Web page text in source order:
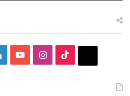
LinkedInYouTubeInstagram